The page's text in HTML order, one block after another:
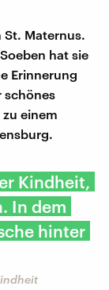
Maternus.
hat sie
Erinnerung
schönes
einem
Kindheit,
In dem
hinter